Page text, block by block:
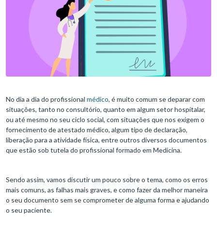
No dia a dia do profissional médico, é muito comum se deparar com
situações, tanto no consultório, quanto em algum setor hospitalar,
ou até mesmo no seu ciclo social, com situações que nos exigem o
fornecimento de atestado médico, algum tipo de declaração,
liberação para a atividade física, entre outros diversos documentos
que estão sob tutela do profissional formado em Medicina.
Sendo assim, vamos discutir um pouco sobre o tema, como os erros
mais comuns, as falhas mais graves, e como fazer da melhor maneira
o seu documento sem se comprometer de alguma forma e ajudando
o seu paciente.